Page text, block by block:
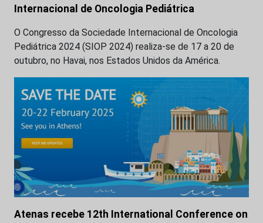
Internacional de Oncologia Pediátrica
O Congresso da Sociedade Internacional de Oncologia
Pediátrica 2024 (SIOP 2024) realiza-se de 17 a 20 de
outubro, no Havai, nos Estados Unidos da América.
Atenas recebe 12th International Conference on